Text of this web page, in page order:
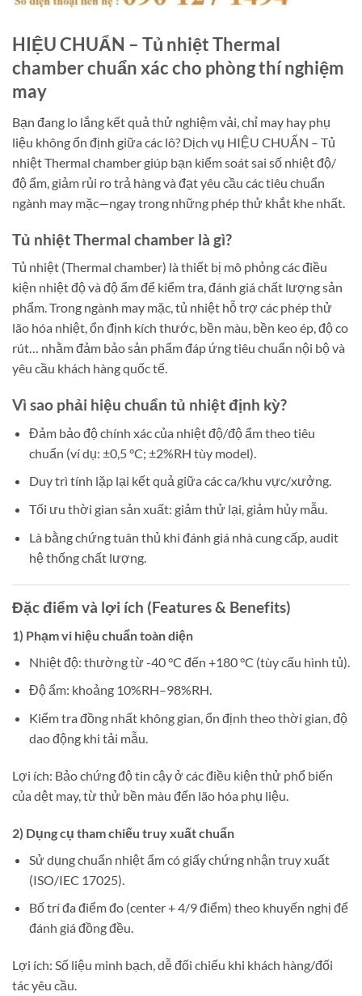
HIỆU CHUẨN – Tủ nhiệt Thermal
chamber chuẩn xác cho phòng thí nghiệm
may
Bạn đang lo lắng kết quả thử nghiệm vải, chỉ may hay phụ
liệu không ổn định giữa các lô? Dịch vụ HIỆU CHUẨN – Tủ
nhiệt Thermal chamber giúp bạn kiểm soát sai số nhiệt độ/
độ ẩm, giảm rủi ro trả hàng và đạt yêu cầu các tiêu chuẩn
ngành may mặc—ngay trong những phép thử khắt khe nhất.
Tủ nhiệt Thermal chamber là gì?
Tủ nhiệt (Thermal chamber) là thiết bị mô phỏng các điều
kiện nhiệt độ và độ ẩm để kiểm tra, đánh giá chất lượng sản
phẩm. Trong ngành may mặc, tủ nhiệt hỗ trợ các phép thử
lão hóa nhiệt, ổn định kích thước, bền màu, bền keo ép, độ co
rút… nhằm đảm bảo sản phẩm đáp ứng tiêu chuẩn nội bộ và
yêu cầu khách hàng quốc tế.
Vì sao phải hiệu chuẩn tủ nhiệt định kỳ?
Đảm bảo độ chính xác của nhiệt độ/độ ẩm theo tiêu
chuẩn (ví dụ: ±0,5 °C; ±2%RH tùy model).
Duy trì tính lặp lại kết quả giữa các ca/khu vực/xưởng.
Tối ưu thời gian sản xuất: giảm thử lại, giảm hủy mẫu.
Là bằng chứng tuân thủ khi đánh giá nhà cung cấp, audit
hệ thống chất lượng.
Đặc điểm và lợi ích (Features & Benefits)
1) Phạm vi hiệu chuẩn toàn diện
Nhiệt độ: thường từ -40 °C đến +180 °C (tùy cấu hình tủ).
Độ ẩm: khoảng 10%RH–98%RH.
Kiểm tra đồng nhất không gian, ổn định theo thời gian, độ
dao động khi tải mẫu.
Lợi ích: Bảo chứng độ tin cậy ở các điều kiện thử phổ biến
của dệt may, từ thử bền màu đến lão hóa phụ liệu.
2) Dụng cụ tham chiếu truy xuất chuẩn
Sử dụng chuẩn nhiệt ẩm có giấy chứng nhận truy xuất
(ISO/IEC 17025).
Bố trí đa điểm đo (center + 4/9 điểm) theo khuyến nghị để
đánh giá đồng đều.
Lợi ích: Số liệu minh bạch, dễ đối chiếu khi khách hàng/đối
tác yêu cầu.